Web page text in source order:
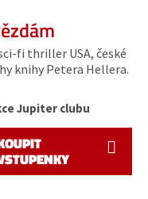
fi thriller USA, české
knihy Petera Hellera.
Jupiter clubu